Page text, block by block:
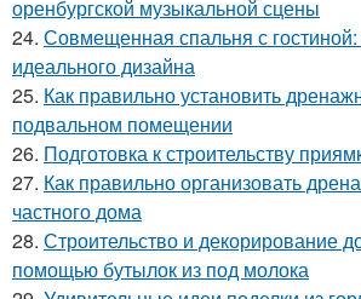
оренбургской музыкальной сцены
24. Совмещенная спальня с
идеального дизайна
25. Как правильно установить
подвальном помещении
26. Подготовка к строительству
27. Как правильно организовать
частного дома
28. Строительство и декорирование
помощью бутылок из под молока